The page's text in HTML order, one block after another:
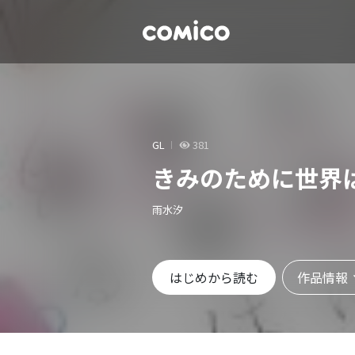
GL 381
きみのために世界
雨水汐
はじめから読む 作品情報